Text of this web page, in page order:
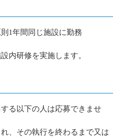
1年間同じ施設に勤務
内研修を実施します。
る以下の人は応募できませ
、その執行を終わるまで又は